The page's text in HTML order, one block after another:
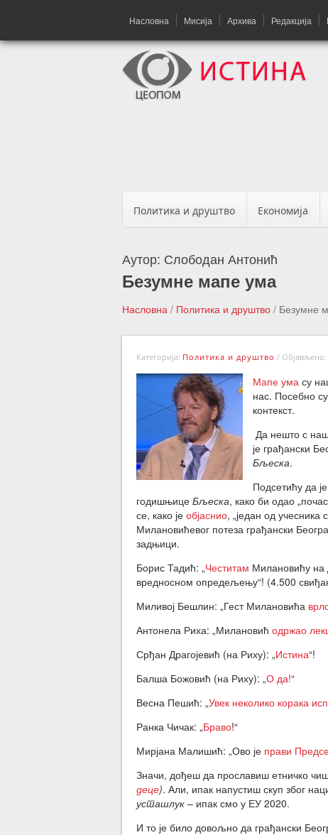
Насловна Мисија Архива Редакција
Политика и друштво Економија
Аутор: Слободан Антонић
Безумне мапе ума
Насловна / Политика и друштво / Безумне
Категорија: Политика и друштво / Објављено:
Мапе ума су
нас. Посебно
контекст.
Да нешто с
је грађански
Бљеска.
Подсетићу да
годишњице Бљеска, како би одао
се, како је објаснио, „један од
Милановићевог потеза грађански
задњици.
Борис Тадић: „Честитам Милановићу на
вредносном опредељењу“! (4.500
Миливој Бешлин: „Гест Милановића
Антонела Риха: „Милановић одржао
Срђан Драгојевић (на Риху): „Истина“!
Балша Божовић (на Риху): „О да!“
Весна Пешић: „Увек неколико корака
Ранка Чичак: „Браво!“
Мирјана Малишић: „Ово је прави
Значи, дођеш да прославиш етничко
деце). Али, ипак напустиш скуп због
усташлук – ипак смо у ЕУ 2020.
И то је било довољно да грађански